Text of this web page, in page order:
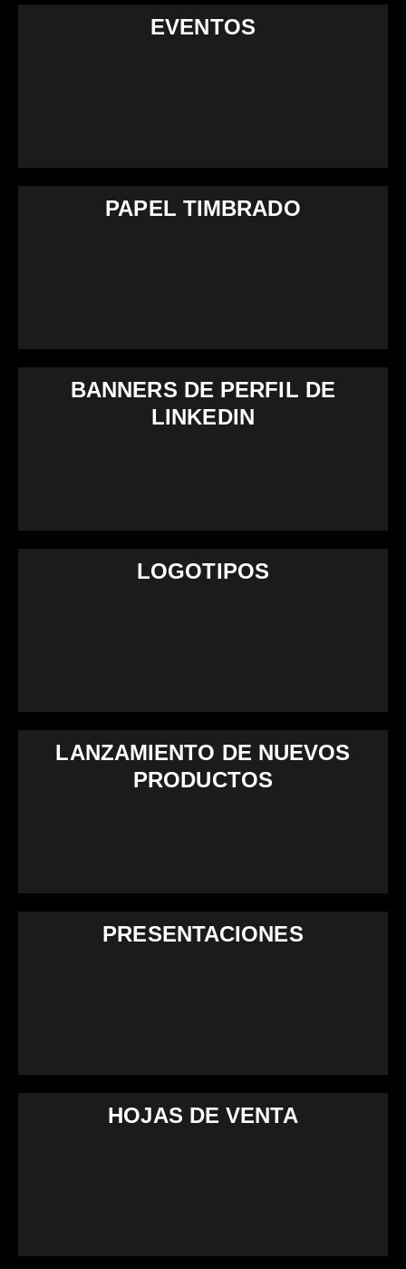
EVENTOS
PAPEL TIMBRADO
BANNERS DE PERFIL DE
LINKEDIN
LOGOTIPOS
LANZAMIENTO DE NUEVOS
PRODUCTOS
PRESENTACIONES
HOJAS DE VENTA